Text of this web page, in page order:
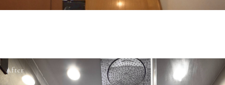
After